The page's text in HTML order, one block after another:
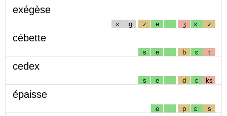
exégèse
ɛ g z e ʒ ɛː z
cébette
s e b ɛ t
cedex
s e d ɛ ks
épaisse
e p ɛː s